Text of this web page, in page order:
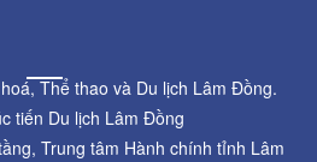
Thể thao và Du lịch Lâm Đồng.
tiến Du lịch Lâm Đồng
Trung tâm Hành chính tỉnh Lâm